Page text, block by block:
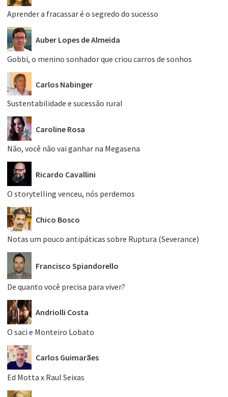
Aprender a fracassar é o segredo do sucesso
Auber Lopes de Almeida
Gobbi, o menino sonhador que criou carros de sonhos
Carlos Nabinger
Sustentabilidade e sucessão rural
Caroline Rosa
Não, você não vai ganhar na Megasena
Ricardo Cavallini
O storytelling venceu, nós perdemos
Chico Bosco
Notas um pouco antipáticas sobre Ruptura (Severance)
Francisco Spiandorello
De quanto você precisa para viver?
Andriolli Costa
O saci e Monteiro Lobato
Carlos Guimarães
Ed Motta x Raul Seixas